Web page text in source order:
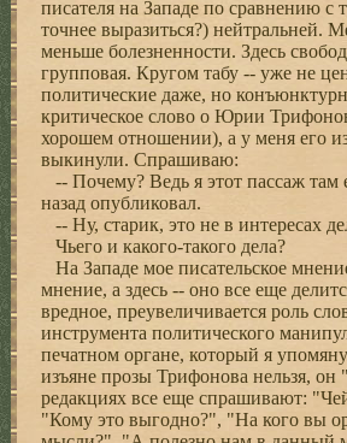
писателя на Западе по сравнению с
точнее выразиться?) нейтральней.
меньше болезненности. Здесь
групповая. Кругом табу -- уже не
политические даже, но
критическое слово о Юрии
хорошем отношении), а у меня его
выкинули. Спрашиваю:
-- Почему? Ведь я этот пассаж там
назад опубликовал.
-- Ну, старик, это не в интересах
Чьего и какого-такого дела?
На Западе мое писательское
мнение, а здесь -- оно все еще
вредное, преувеличивается роль
инструмента политического
печатном органе, который я
изъяне прозы Трифонова нельзя,
редакциях все еще спрашивают:
"Кому это выгодно?", "На кого вы